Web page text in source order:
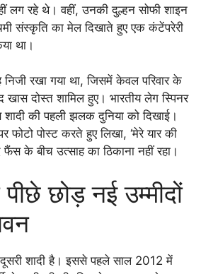
लग रहे थे। वहीं, उनकी दुल्हन सोफी शाइन
संस्कृति का मेल दिखाते हुए एक कंटेंपरेरी
था।
निजी रखा गया था, जिसमें केवल परिवार के
दोस्त शामिल हुए। भारतीय लेग स्पिनर
की पहली झलक दुनिया को दिखाई।
फोटो पोस्ट करते हुए लिखा, ‘मेरे यार की
फैंस के बीच उत्साह का ठिकाना नहीं रहा।
छोड़ नई उम्मीदों
शादी है। इससे पहले साल 2012 में